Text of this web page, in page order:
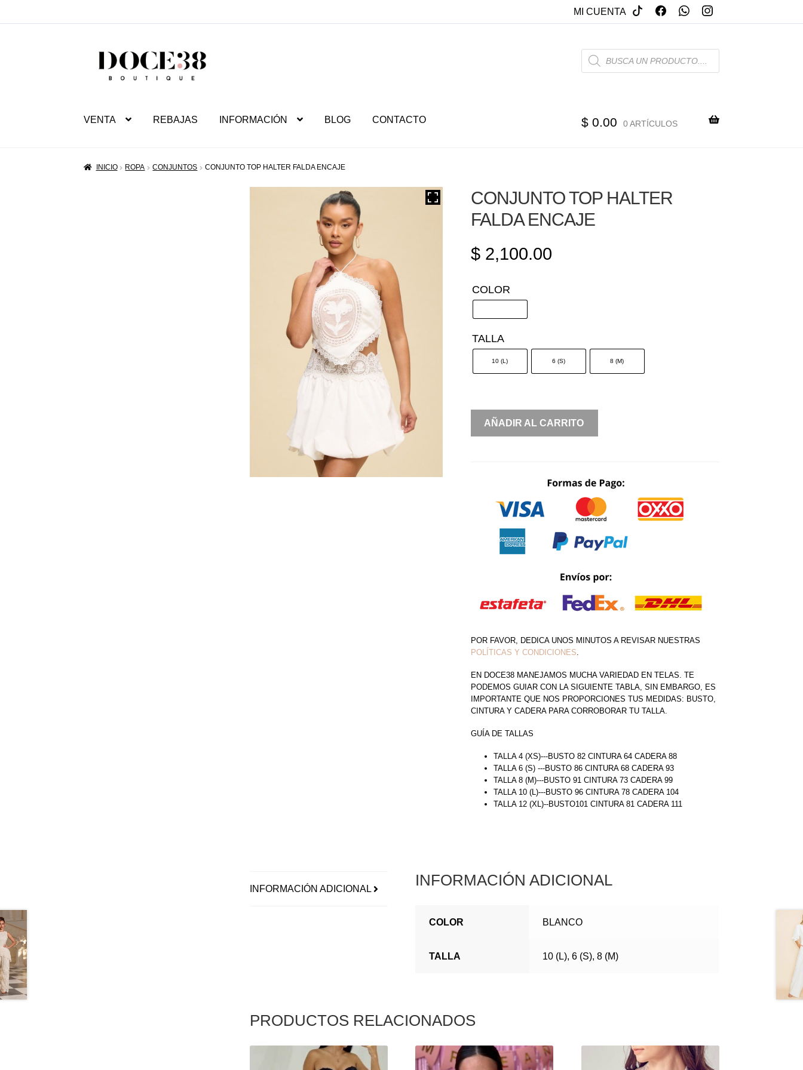
MI CUENTA
SALTAR
PRODUCTS
SEARCH
VENTA REBAJAS INFORMACIÓN BLOG CONTACTO $0.00 0 ARTÍCULOS
INICIO ROPA CONJUNTOS CONJUNTO TOP HALTER FALDA ENCAJE
CONJUNTO TOP HALTER
FALDA ENCAJE
$2,100.00
COLOR
TALLA
10 (L) 6 (S) 8 (M)
CONJUNTO
TOP
CANTIDAD
AÑADIR AL CARRITO
POR FAVOR, DEDICA UNOS MINUTOS A REVISAR NUESTRAS
POLÍTICAS Y CONDICIONES
EN DOCE38 MANEJAMOS MUCHA VARIEDAD EN TELAS. TE
PODEMOS GUIAR CON LA SIGUIENTE TABLA, SIN EMBARGO, ES
IMPORTANTE QUE NOS PROPORCIONES TUS MEDIDAS: BUSTO,
CINTURA Y CADERA PARA CORROBORAR TU TALLA.
GUÍA DE TALLAS
TALLA 4 (XS)---BUSTO 82 CINTURA 64 CADERA 88
TALLA 6 (S) ---BUSTO 86 CINTURA 68 CADERA 93
TALLA 8 (M)---BUSTO 91 CINTURA 73 CADERA 99
TALLA 10 (L)---BUSTO 96 CINTURA 78 CADERA 104
TALLA 12 (XL)--BUSTO101 CINTURA 81 CADERA 111
INFORMACIÓN ADICIONAL
INFORMACIÓN ADICIONAL
COLOR BLANCO
TALLA 10 (L), 6 (S), 8 (M)
PRODUCTOS RELACIONADOS